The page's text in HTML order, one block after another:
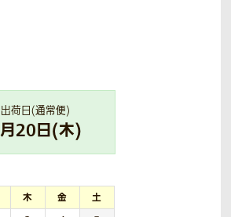
出荷日(通常便)
月20日(木)
木 金
土